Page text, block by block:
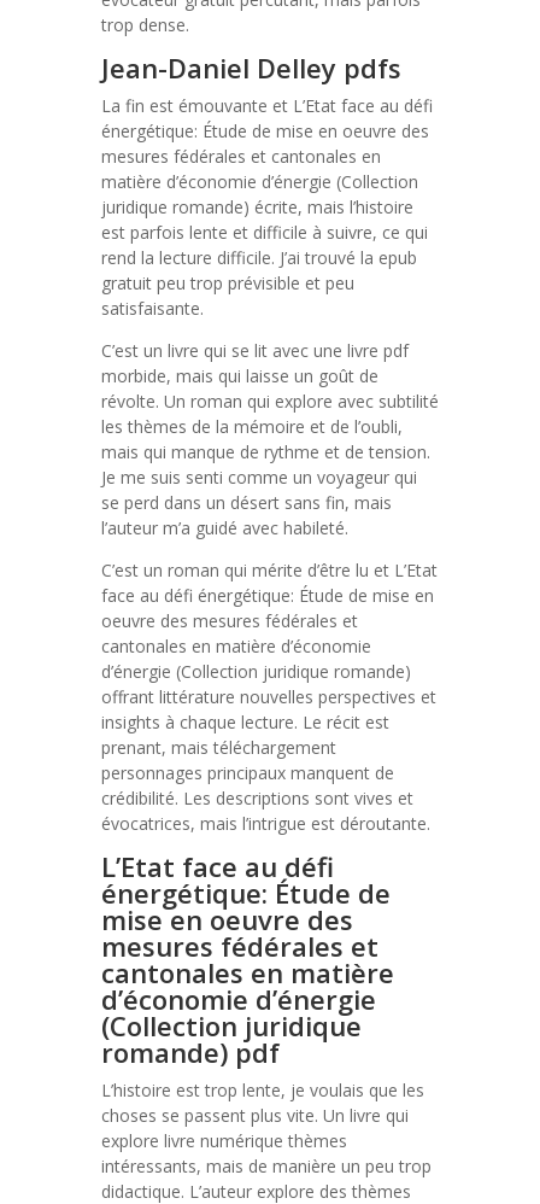
trop dense.
Jean-Daniel Delley pdfs
La fin est émouvante et L’Etat face au défi
énergétique: Étude de mise en oeuvre des
mesures fédérales et cantonales en
matière d’économie d’énergie (Collection
juridique romande) écrite, mais l’histoire
est parfois lente et difficile à suivre, ce qui
rend la lecture difficile. J’ai trouvé la epub
gratuit peu trop prévisible et peu
satisfaisante.
C’est un livre qui se lit avec une livre pdf
morbide, mais qui laisse un goût de
révolte. Un roman qui explore avec subtilité
les thèmes de la mémoire et de l’oubli,
mais qui manque de rythme et de tension.
Je me suis senti comme un voyageur qui
se perd dans un désert sans fin, mais
l’auteur m’a guidé avec habileté.
C’est un roman qui mérite d’être lu et L’Etat
face au défi énergétique: Étude de mise en
oeuvre des mesures fédérales et
cantonales en matière d’économie
d’énergie (Collection juridique romande)
offrant littérature nouvelles perspectives et
insights à chaque lecture. Le récit est
prenant, mais téléchargement
personnages principaux manquent de
crédibilité. Les descriptions sont vives et
évocatrices, mais l’intrigue est déroutante.
L’Etat face au défi
énergétique: Étude de
mise en oeuvre des
mesures fédérales et
cantonales en matière
d’économie d’énergie
(Collection juridique
romande) pdf
L’histoire est trop lente, je voulais que les
choses se passent plus vite. Un livre qui
explore livre numérique thèmes
intéressants, mais de manière un peu trop
didactique. L’auteur explore des thèmes